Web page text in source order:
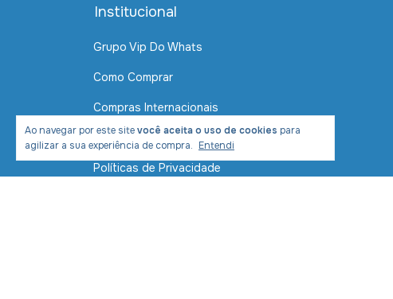
Ao navegar por este sitevocê aceita o uso de cookies para
agilizar a sua experiência de compra. Entendi
Institucional
Grupo Vip Do Whats
Como Comprar
Compras Internacionais
Contato
Políticas de Privacidade